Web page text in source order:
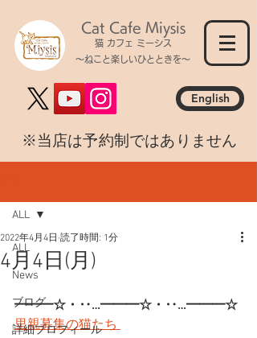
Cat Cafe Miysis
猫 カフェ ミーシス
～ねこと楽しいひとときを～
English
​※当店は予約制ではありません
ALL
News
ブログ
詳細プロフィール
ALL
4月4日(月)
2022年4月4日 読了時間: 1分
━━━☆・‥…━━━☆・‥…━━━☆
里親募集の猫たち